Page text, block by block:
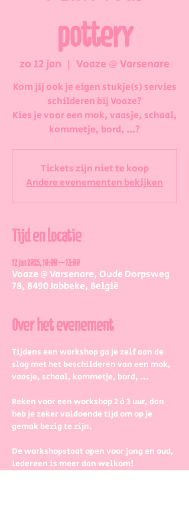
pottery
zo 12 jan
  |
Voaze @ Varsenare
Kom jij ook je eigen stukje(s) servies
schilderen bij Voaze?
Kies je voor een mok, vaasje, schaal,
kommetje, bord, ...?
Tickets zijn niet te koop
Andere evenementen bekijken
Tijd en locatie
12 jan 2025, 10:00 – 13:00
Voaze @ Varsenare, Oude Dorpsweg
78, 8490 Jabbeke, België
Over het evenement
Tijdens een workshop ga je zelf aan de
slag met het beschilderen van een mok,
vaasje, schaal, kommetje, bord, ...
Reken voor een workshop 2 à 3 uur, dan
heb je zeker voldoende tijd om op je
gemak bezig te zijn.
De workshopstaat open voor jong en oud,
iedereen is meer dan welkom!